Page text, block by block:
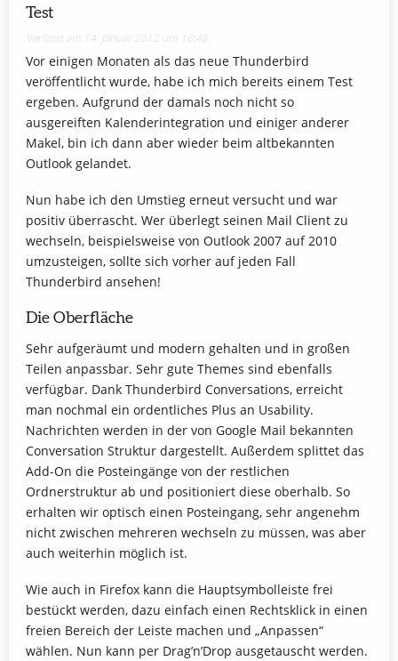
Test
Verfasst am 14. Januar 2012 um 16:48.
Vor einigen Monaten als das neue Thunderbird
veröffentlicht wurde, habe ich mich bereits einem Test
ergeben. Aufgrund der damals noch nicht so
ausgereiften Kalenderintegration und einiger anderer
Makel, bin ich dann aber wieder beim altbekannten
Outlook gelandet.
Nun habe ich den Umstieg erneut versucht und war
positiv überrascht. Wer überlegt seinen Mail Client zu
wechseln, beispielsweise von Outlook 2007 auf 2010
umzusteigen, sollte sich vorher auf jeden Fall
Thunderbird ansehen!
Die Oberfläche
Sehr aufgeräumt und modern gehalten und in großen
Teilen anpassbar. Sehr gute Themes sind ebenfalls
verfügbar. Dank Thunderbird Conversations, erreicht
man nochmal ein ordentliches Plus an Usability.
Nachrichten werden in der von Google Mail bekannten
Conversation Struktur dargestellt. Außerdem splittet das
Add-On die Posteingänge von der restlichen
Ordnerstruktur ab und positioniert diese oberhalb. So
erhalten wir optisch einen Posteingang, sehr angenehm
nicht zwischen mehreren wechseln zu müssen, was aber
auch weiterhin möglich ist.
Wie auch in Firefox kann die Hauptsymbolleiste frei
bestückt werden, dazu einfach einen Rechtsklick in einen
freien Bereich der Leiste machen und „Anpassen“
wählen. Nun kann per Drag’n’Drop ausgetauscht werden.